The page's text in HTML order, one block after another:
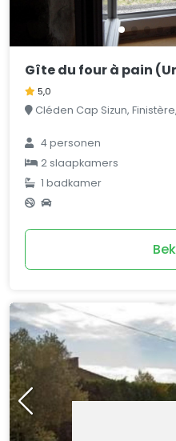
Gîte du four à pain
5,0
Cléden Cap Sizun,
4personen
2slaapkamers
1 badkamer